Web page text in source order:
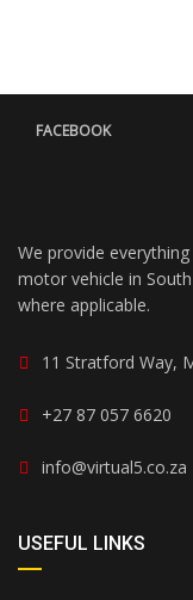
FACEBOOK
We provide
motor vehicle in
where applicable.
11 Stratford Way,
+27 87 057 6620
info@virtual5.co.za
USEFUL LINKS